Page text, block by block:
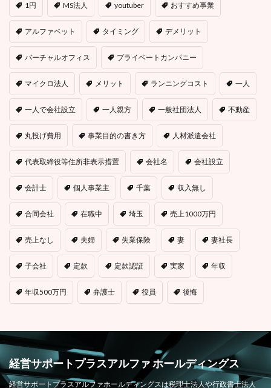
1円 MS法人 youtuber おすすめ事業
アルファベット タイミング デメリット
バーチャルオフィス プライベートカンパニー
マイクロ法人 メリット ランニングコスト 一人
一人で会社設立 一人親方 一般社団法人 不動産
丸投げ費用 事業目的の書き方 人材派遣会社
代表取締役等住所非表示措置 会社名 会社設立
会計士 個人事業主 千葉 収入無し
合同会社 在職中 埼玉 売上1000万円
売上なし 夫婦 失業保険 妻 妻社長
子会社 定款 定款認証 実家 年収
年収500万円 弁護士 役員 後悔
経営サポートプラスアルファ ホールディングス
経営サポートプラスアルファホールディングスは税理士法人や行政書士法人